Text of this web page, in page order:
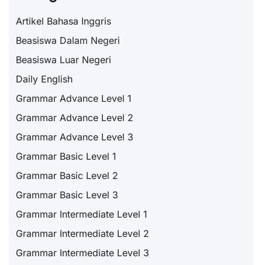
Artikel Bahasa Inggris
Beasiswa Dalam Negeri
Beasiswa Luar Negeri
Daily English
Grammar Advance Level 1
Grammar Advance Level 2
Grammar Advance Level 3
Grammar Basic Level 1
Grammar Basic Level 2
Grammar Basic Level 3
Grammar Intermediate Level 1
Grammar Intermediate Level 2
Grammar Intermediate Level 3